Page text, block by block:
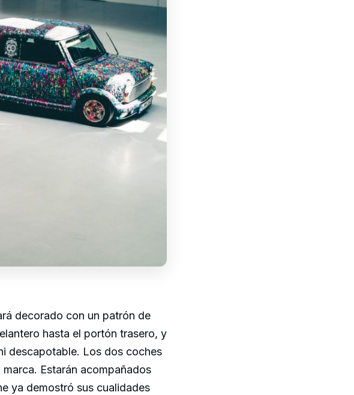
decorado con un patrón de
hasta el portón trasero, y
descapotable. Los dos coches
Estarán acompañados
ya demostró sus cualidades